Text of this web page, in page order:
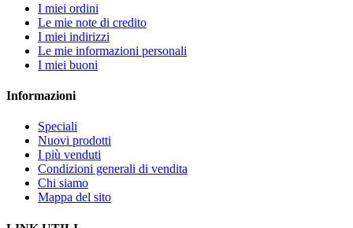
I miei ordini
Le mie note di credito
I miei indirizzi
Le mie informazioni personali
I miei buoni
Informazioni
Speciali
Nuovi prodotti
I più venduti
Condizioni generali di vendita
Chi siamo
Mappa del sito